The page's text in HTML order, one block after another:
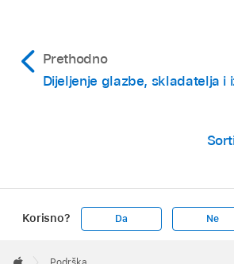
Prethodno
Dijeljenje glazbe, skladatelja i
Korisno? Da Ne
Footer
